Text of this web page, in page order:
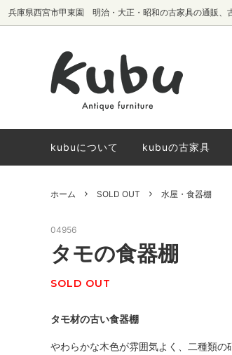
兵庫県西宮市甲東園 明治・大正・昭和の古家具の通販、
テーブル・机
棚・本棚
椅子生地別
kubuについて kubuの古家具
ホーム SOLD OUT 水屋・食器棚
04956
タモの食器棚
SOLD OUT
タモ材の古い食器棚
やわらかな木色が雰囲気よく、二種類の